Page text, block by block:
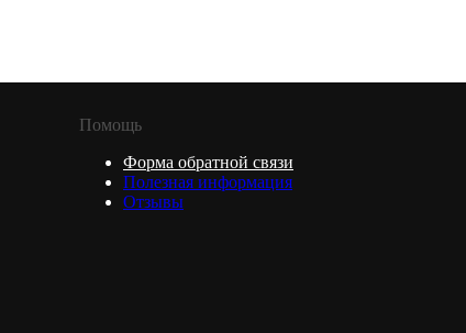
Помощь
Форма обратной связи
Полезная информация
Отзывы